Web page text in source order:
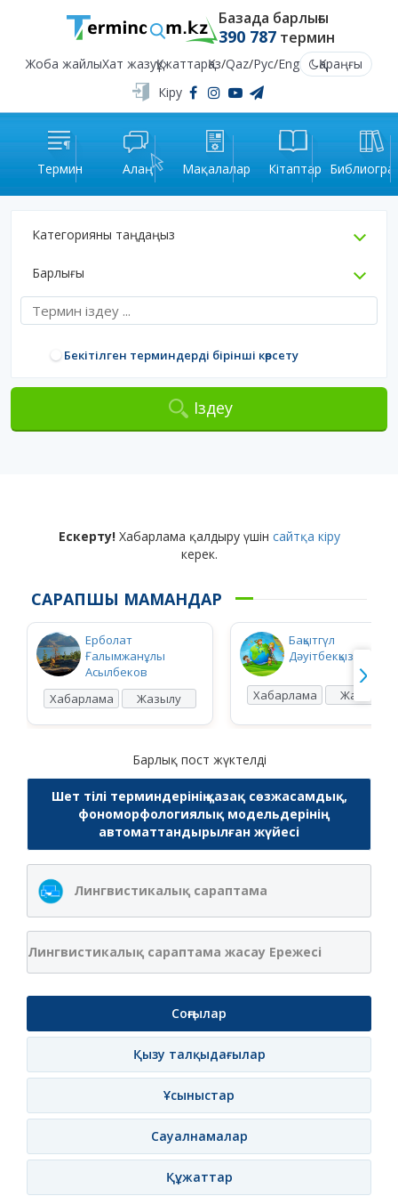
Базада барлығы
390 787термин
Жоба жайлыХат жазуҚұжаттарҚаз/Qaz/Рус/Eng
Қараңғы
Кіру
Термин Алаң Мақалалар Кітаптар
Категорияны таңдаңыз
Барлығы
Бекітілген терминдерді бірінші көрсету
Іздеу
Ескерту!Хабарлама қалдыру үшін сайтқа кіру
керек.
САРАПШЫ МАМАНДАР
Ерболат
Ғалымжанұлы
Асылбеков
Хабарлама
Жазылу
Бақытгүл
Дәуітбекқызы Ысқақ
Хабарлама Жазылу
Барлық пост жүктелді
Шет тілі терминдерінің қазақ сөзжасамдық,
фономорфологиялық модельдерінің
автоматтандырылған жүйесі
Лингвистикалық сараптама
Лингвистикалық сараптама жасау Ережесі
Соңғылар
Қызу талқыдағылар
Ұсыныстар
Сауалнамалар
Құжаттар